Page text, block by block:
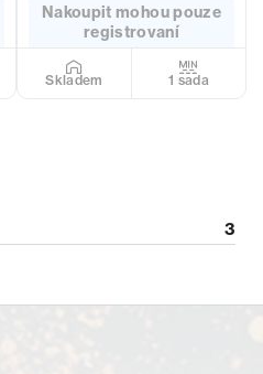
Nakoupit mohou pouze
registrovaní
Skladem 1 sada
3